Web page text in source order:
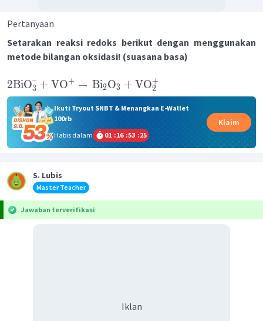
Pertanyaan
Setarakan reaksi redoks berikut dengan menggunakan
metode bilangan oksidasi! (suasana basa)
2BiO3
– + VO+ → Bi2O3 + VO2
+
Ikuti Tryout SNBT & Menangkan E-Wallet
100rb
Habis dalam
01 :16 :53 :24
Klaim
S. Lubis
Master Teacher
Jawaban terverifikasi
Iklan